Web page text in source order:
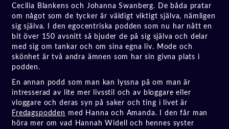
Cecilia Blankens och Johanna Swanberg. De båda pratar
om något som de tycker är väldigt viktigt själva, nämligen
sig själva. I den egocentriska podden som nu har nått en
bit över 150 avsnitt så bjuder de på sig själva och delar
med sig om tankar och om sina egna liv. Mode och
skönhet är två andra ämnen som har sin givna plats i
podden.
En annan podd som man kan lyssna på om man är
intresserad av lite mer livsstil och av bloggare eller
vloggare och deras syn på saker och ting i livet är
Fredagspodden med Hanna och Amanda. I den får man
höra mer om vad Hannah Widell och hennes syster